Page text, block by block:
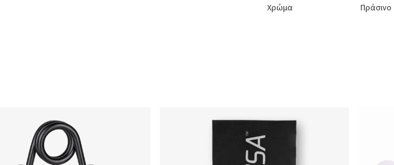
Χρώμα Πράσινο